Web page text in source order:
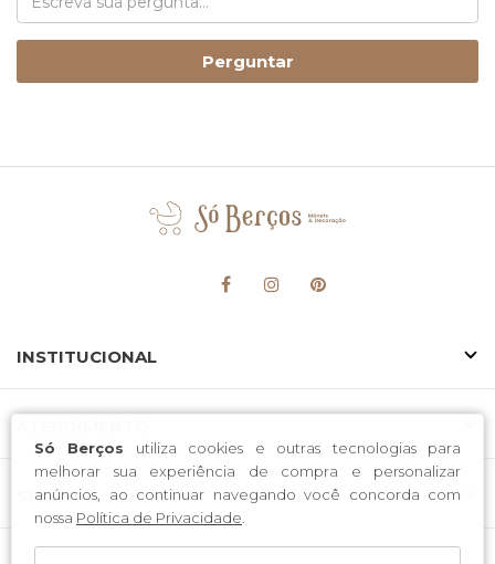
Só Berços utiliza cookies e outras tecnologias para
melhorar sua experiência de compra e personalizar
anúncios, ao continuar navegando você concorda com
nossa Política de Privacidade
Perguntar
INSTITUCIONAL
SELOS